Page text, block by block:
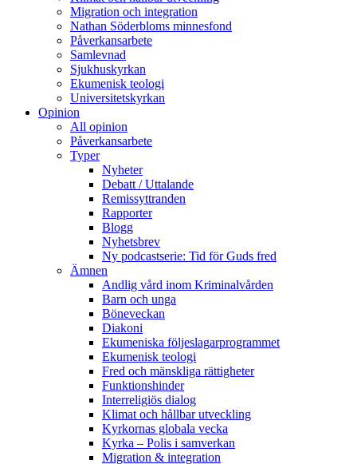
Migration och integration
Nathan Söderbloms minnesfond
Påverkansarbete
Samlevnad
Sjukhuskyrkan
Ekumenisk teologi
Universitetskyrkan
Opinion
All opinion
Påverkansarbete
Typer
Nyheter
Debatt / Uttalande
Remissyttranden
Rapporter
Blogg
Nyhetsbrev
Ny podcastserie: Tid för Guds fred
Ämnen
Andlig vård inom Kriminalvården
Barn och unga
Böneveckan
Diakoni
Ekumeniska följeslagarprogrammet
Ekumenisk teologi
Fred och mänskliga rättigheter
Funktionshinder
Interreligiös dialog
Klimat och hållbar utveckling
Kyrkornas globala vecka
Kyrka – Polis i samverkan
Migration & integration